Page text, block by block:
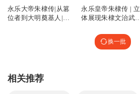
永乐大帝朱棣传|从篡
位者到大明奠基人|明
永乐皇帝朱棣传 | 立
体展现朱棣文治武功
换一批
相关推荐